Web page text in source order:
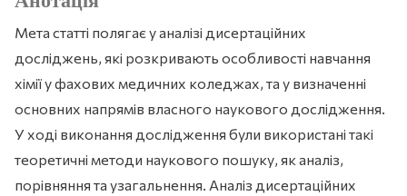
Мета статті полягає у аналізі дисертаційних
досліджень, які розкривають особливості навчання
хімії у фахових медичних коледжах, та у визначенні
основних напрямів власного наукового дослідження.
У ході виконання дослідження були використані такі
теоретичні методи наукового пошуку, як аналіз,
порівняння та узагальнення. Аналіз дисертаційних